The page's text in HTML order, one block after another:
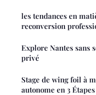
les tendances en
reconversion
Explore Nantes sans
privé
Stage de wing foil à
autonome en 3 Étapes